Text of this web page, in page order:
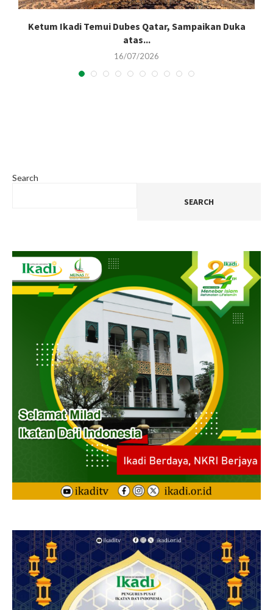
Ketum Ikadi Temui Dubes Qatar, Sampaikan Duka
atas...
16/07/2026
Search
SEARCH